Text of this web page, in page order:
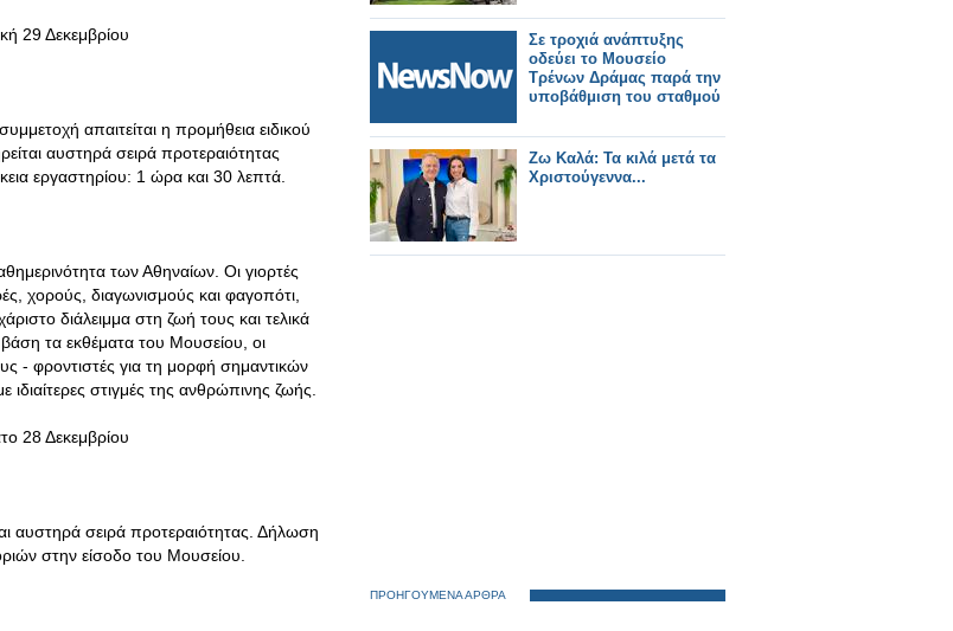
29 Δεκεμβρίου
απαιτείται η προμήθεια ειδικού
αυστηρά σειρά προτεραιότητας
εργαστηρίου: 1 ώρα και 30 λεπτά.
των Αθηναίων. Οι γιορτές
χορούς, διαγωνισμούς και φαγοπότι,
διάλειμμα στη ζωή τους και τελικά
τα εκθέματα του Μουσείου, οι
- φροντιστές για τη μορφή σημαντικών
στιγμές της ανθρώπινης ζωής.
28 Δεκεμβρίου
αυστηρά σειρά προτεραιότητας. Δήλωση
στην είσοδο του Μουσείου.
Σε τροχιά ανάπτυξης
οδεύει το Μουσείο
Τρένων Δράμας παρά την
υποβάθμιση του σταθμού
Ζω Καλά: Τα κιλά μετά τα
Χριστούγεννα...
ΠΡΟΗΓΟΥΜΕΝΑ ΑΡΘΡΑ